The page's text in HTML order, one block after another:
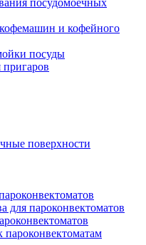
посудомоечных
и кофейного
посуды
пригаров
поверхности
для пароконвектоматов
пароконвектоматам